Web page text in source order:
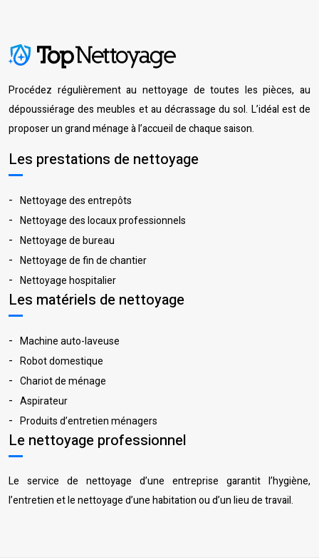
Procédez régulièrement au nettoyage de toutes les pièces, au
dépoussiérage des meubles et au décrassage du sol. L’idéal est de
proposer un grand ménage à l’accueil de chaque saison.
Les prestations de nettoyage
Nettoyage des entrepôts
Nettoyage des locaux professionnels
Nettoyage de bureau
Nettoyage de fin de chantier
Nettoyage hospitalier
Les matériels de nettoyage
Machine auto-laveuse
Robot domestique
Chariot de ménage
Aspirateur
Produits d’entretien ménagers
Le nettoyage professionnel
Le service de nettoyage d’une entreprise garantit l’hygiène,
l’entretien et le nettoyage d’une habitation ou d’un lieu de travail.